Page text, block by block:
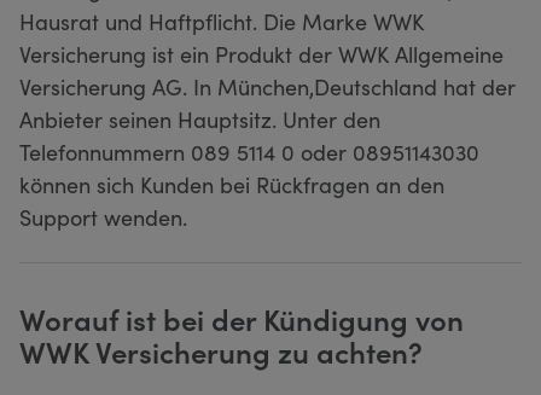
Hausrat und Haftpflicht. Die Marke WWK
Versicherung ist ein Produkt der WWK Allgemeine
Versicherung AG. In München,Deutschland hat der
Anbieter seinen Hauptsitz. Unter den
Telefonnummern 089 5114 0 oder 08951143030
können sich Kunden bei Rückfragen an den
Support wenden.
Worauf ist bei der Kündigung von
WWK Versicherung zu achten?